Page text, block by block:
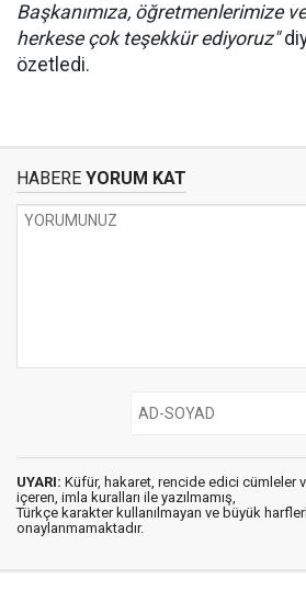
Başkanımıza, öğretmenlerimize
herkese çok teşekkür ediyoruz"
özetledi.
HABERE YORUM KAT
UYARI: Küfür, hakaret, rencide edici cümleler
içeren, imla kuralları ile yazılmamış,
Türkçe karakter kullanılmayan ve büyük
onaylanmamaktadır.